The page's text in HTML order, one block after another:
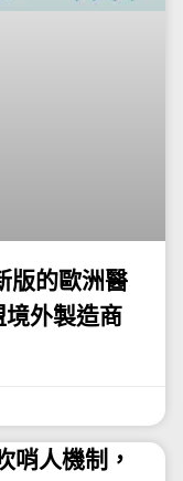
版的歐洲醫
外製造商
哨人機制，